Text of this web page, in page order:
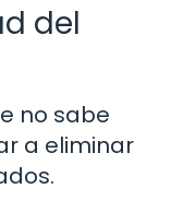
del
no sabe
a eliminar